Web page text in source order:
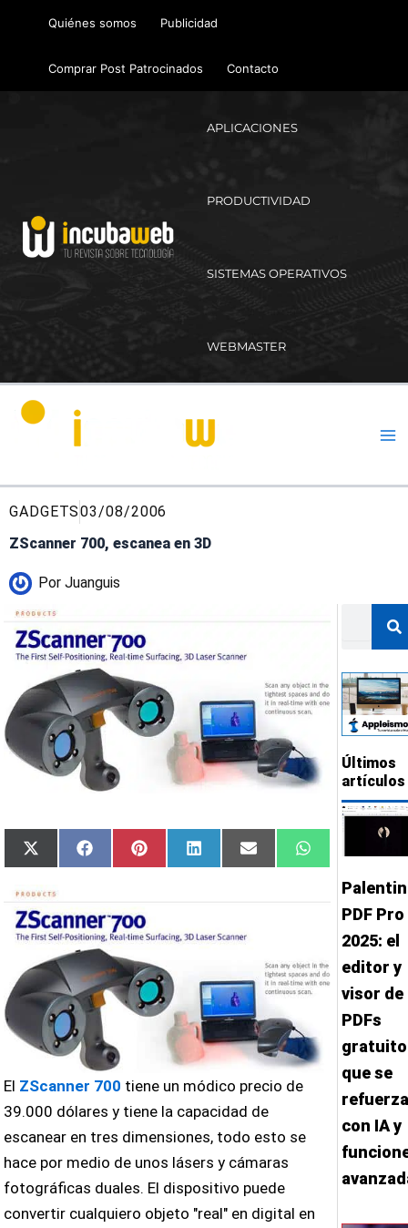
Quiénes somos Publicidad
Comprar Post Patrocinados Contacto
APLICACIONES
PRODUCTIVIDAD
SISTEMAS OPERATIVOS
WEBMASTER
GADGETS03/08/2006
ZScanner 700, escanea en 3D
Por Juanguis
Compartir
en
X
(Twitter)
Compartir
en
FacebookCompartir
en
PinterestCompartir
en
LinkedInCompartir
en
Email
Compartir
en
WhatsApp
El ZScanner 700 tiene un módico precio de
39.000 dólares y tiene la capacidad de
escanear en tres dimensiones, todo esto se
hace por medio de unos lásers y cámaras
fotográficas duales. El dispositivo puede
convertir cualquiero objeto "real" en digital en
Últimos
artículos
PDF Pro
2025: el
editor y
visor de
PDFs
gratuito
que se
refuerza
con IA y